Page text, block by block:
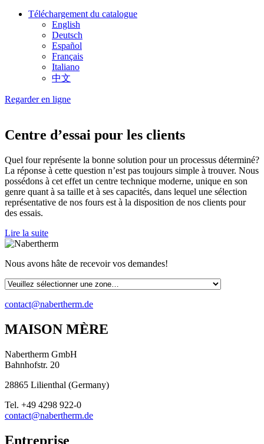
Téléchargement du catalogue
English
Deutsch
Español
Français
Italiano
中文
Regarder en ligne
Centre d’essai pour les clients
Quel four représente la bonne solution pour un processus déterminé?
La réponse à cette question n’est pas toujours simple à trouver. Nous
possédons à cet effet un centre technique moderne, unique en son
genre quant à sa taille et à ses capacités, dans lequel une sélection
représentative de nos fours est à la disposition de nos clients pour
des essais.
Lire la suite
Nous avons hâte de recevoir vos demandes!
contact@nabertherm.de
MAISON MÈRE
Nabertherm GmbH
Bahnhofstr. 20
28865 Lilienthal (Germany)
Tel. +49 4298 922-0
contact@nabertherm.de
Entreprise